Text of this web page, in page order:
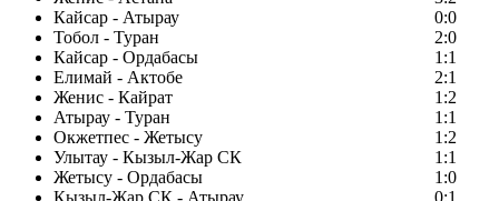
Кайсар - Атырау
0:0
Тобол - Туран
2:0
Кайсар - Ордабасы
1:1
Елимай - Актобе
2:1
Женис - Кайрат
1:2
Атырау - Туран
1:1
Окжетпес - Жетысу
1:2
Улытау - Кызыл-Жар СК
1:1
Жетысу - Ордабасы
1:0